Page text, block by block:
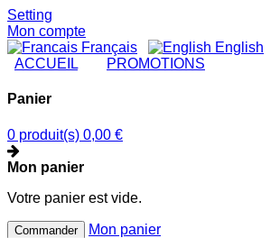
Setting
Mon compte
Français
English
ACCUEIL
PROMOTIONS
Panier
0 produit(s) 0,00 €
Mon panier
Votre panier est vide.
Commander
Mon panier